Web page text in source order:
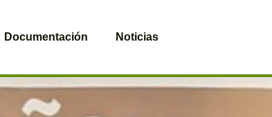
Documentación Noticias